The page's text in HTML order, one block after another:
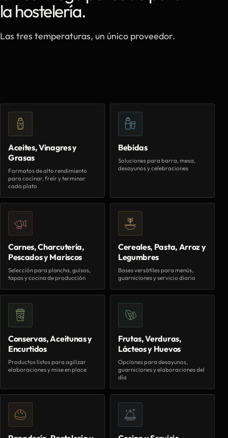
la hostelería.
Las tres temperaturas, un único proveedor.
Aceites, Vinagres y
Grasas
Formatos de alto rendimiento
para cocinar, freír y terminar
cada plato
Bebidas
Soluciones para barra, mesa,
desayunos y celebraciones
Carnes, Charcutería,
Pescados y Mariscos
Selección para plancha, guisos,
tapas y cocina de producción
Cereales, Pasta, Arroz y
Legumbres
Bases versátiles para menús,
guarniciones y servicio diario
Conservas, Aceitunas y
Encurtidos
Productos listos para agilizar
elaboraciones y mise en place
Frutas, Verduras,
Lácteos y Huevos
Opciones para desayunos,
guarniciones y elaboraciones del
día